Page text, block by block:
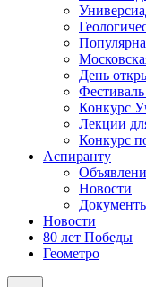
День
Конкурс
Лекции
Конкурс
Аспиранту
Новости
Новости
80 лет Победы
Геометро